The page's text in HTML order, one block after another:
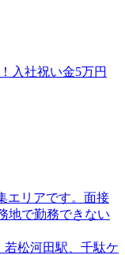
入社祝い金5万円
エリアです。面接
地で勤務できない
若松河田駅、千駄ケ